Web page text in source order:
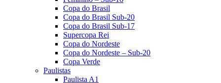
Copa do Brasil
Copa do Brasil Sub-20
Copa do Brasil Sub-17
Supercopa Rei
Copa do Nordeste
Copa do Nordeste – Sub-20
Copa Verde
Paulistas
Paulista A1